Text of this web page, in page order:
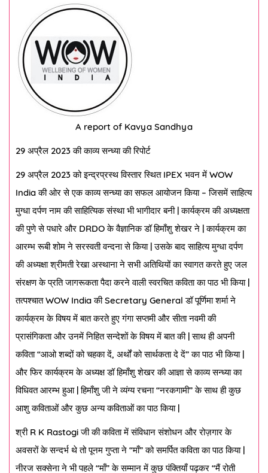
A report of Kavya Sandhya
29 अप्रैल 2023 की काव्य सन्ध्या की रिपोर्ट
29 अप्रैल 2023 को इन्द्रप्रस्थ विस्तार स्थित IPEX भवन में WOW
India की ओर से एक काव्य सन्ध्या का सफल आयोजन किया – जिसमें साहित्य
मुग्धा दर्पण नाम की साहित्यिक संस्था भी भागीदार बनी | कार्यक्रम की अध्यक्षता
की पुणे से पधारे और DRDO के वैज्ञानिक डॉ हिमाँशु शेखर ने | कार्यक्रम का
आरम्भ रूबी शोम ने सरस्वती वन्दना से किया | उसके बाद साहित्य मुग्धा दर्पण
की अध्यक्षा श्रीमती रेखा अस्थाना ने सभी अतिथियों का स्वागत करते हुए जल
संरक्षण के प्रति जागरूकता पैदा करने वाली स्वरचित कविता का पाठ भी किया |
तत्पश्चात WOW India की Secretary General डॉ पूर्णिमा शर्मा ने
कार्यक्रम के विषय में बात करते हुए गंगा सप्तमी और सीता नवमी की
प्रासंगिकता और उनमें निहित सन्देशों के विषय में बात की | साथ ही अपनी
कविता “आओ शब्दों को चहका दें, अर्थों को सार्थकता दे दें” का पाठ भी किया |
और फिर कार्यक्रम के अध्यक्ष डॉ हिमाँशु शेखर की आज्ञा से काव्य सन्ध्या का
विधिवत आरम्भ हुआ | हिमाँशु जी ने व्यंग्य रचना “नरकगामी” के साथ ही कुछ
आशु कविताओं और कुछ अन्य कविताओं का पाठ किया |
श्री ­R K Rastogi जी की कविता में संविधान संशोधन और रोज़गार के
अवसरों के सन्दर्भ थे तो पूनम गुप्ता ने “माँ” को समर्पित कविता का पाठ किया |
नीरज सक्सेना ने भी पहले “माँ” के सम्मान में कुछ पंक्तियाँ पढ़कर “मैं रोती